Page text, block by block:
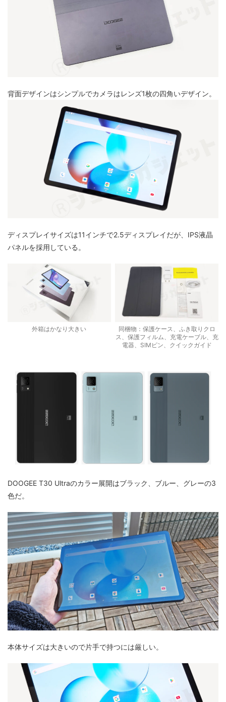
背面デザインはシンプルでカメラはレンズ1枚の四角いデザイン。
ディスプレイサイズは11インチで2.5ディスプレイだが、IPS液晶
パネルを採用している。
外箱はかなり大きい
同梱物：保護ケース、ふき取りクロ
ス、保護フィルム、充電ケーブル、充
電器、SIMピン、クイックガイド
DOOGEE T30 Ultraのカラー展開はブラック、ブルー、グレーの3
色だ。
本体サイズは大きいので片手で持つには厳しい。